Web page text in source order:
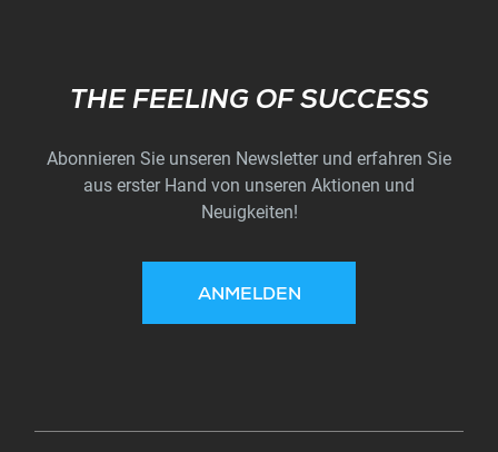
Subscribe
THE FEELING OF SUCCESS
Abonnieren Sie unseren Newsletter und erfahren Sie
aus erster Hand von unseren Aktionen und
Neuigkeiten!
ANMELDEN